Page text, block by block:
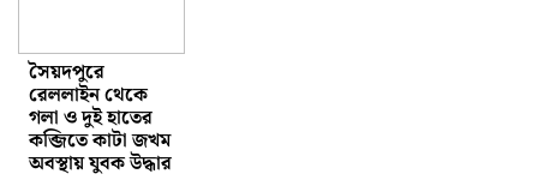
সৈয়দপুরে
রেললাইন থেকে
গলা ও দুই হাতের
কব্জিতে কাটা জখম
অবস্থায় যুবক উদ্ধার